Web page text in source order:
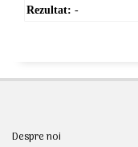
Rezultat: -
Despre noi